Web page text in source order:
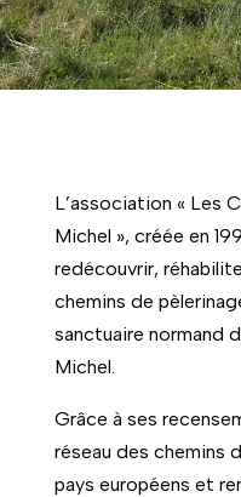
L’association « Les
Michel », créée en
redécouvrir,
chemins de
sanctuaire normand
Michel.
Grâce à ses
réseau des chemins
pays européens et